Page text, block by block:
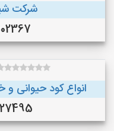
شرکت
انواع کود حیوانی